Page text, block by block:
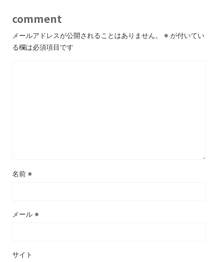
comment
メールアドレスが公開されることはありません。 ※ が付いてい
る欄は必須項目です
名前 ※
メール ※
サイト